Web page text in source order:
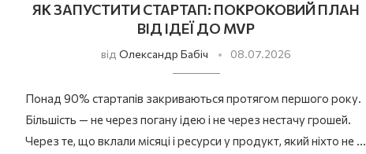
ЯК ЗАПУСТИТИ СТАРТАП: ПОКРОКОВИЙ ПЛАН
ВІД ІДЕЇ ДО MVP
відОлександр Бабіч 08.07.2026
Понад 90% стартапів закриваються протягом першого року.
Більшість — не через погану ідею і не через нестачу грошей.
Через те, що вклали місяці і ресурси у продукт, який ніхто не …